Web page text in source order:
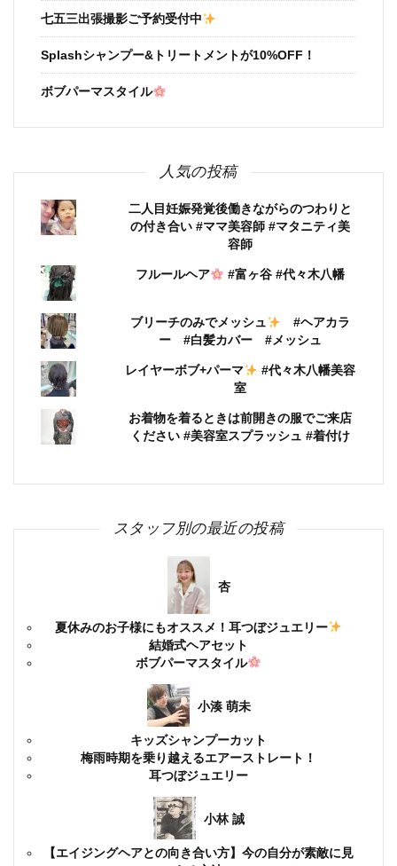
七五三出張撮影ご予約受付中
Splashシャンプー&トリートメントが10%OFF！
ボブパーマスタイル
人気の投稿
二人目妊娠発覚後働きながらのつわりと
の付き合い #ママ美容師 #マタニティ美
容師
フルールヘア #富ヶ谷 #代々木八幡
ブリーチのみでメッシュ
#ヘアカラ
ー #白髪カバー #メッシュ
レイヤーボブ+パーマ
#代々木八幡美容
室
お着物を着るときは前開きの服でご来店
ください #美容室スプラッシュ #着付け
スタッフ別の最近の投稿
杏
夏休みのお子様にもオススメ！耳つぼジュエリー
結婚式ヘアセット
ボブパーマスタイル
小湊 萌未
キッズシャンプーカット
梅雨時期を乗り越えるエアーストレート！
耳つぼジュエリー
小林 誠
【エイジングヘアとの向き合い方】今の自分が素敵に見